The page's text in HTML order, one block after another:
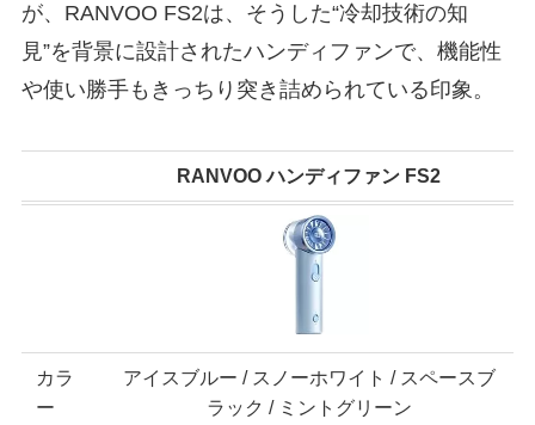
が、RANVOO FS2は、そうした“冷却技術の知
見”を背景に設計されたハンディファンで、機能性
や使い勝手もきっちり突き詰められている印象。
RANVOO ハンディファン FS2
カラ
ー
アイスブルー / スノーホワイト / スペースブ
ラック / ミントグリーン